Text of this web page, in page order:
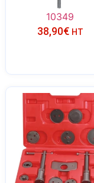
10349
38,90€ HT